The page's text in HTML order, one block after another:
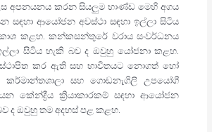
අපනයනය කරන සියලුම භාණ්ඩ මෙහි අගය
ආයෝජන අවස්ථා සඳහා ඉල්ලා සිටිය
කළහ. කන්කසන්තුරේ වරාය සංවර්ධනය
සිටිය හැකි බව ද ඔවුහු යෝජනා කළහ.
ස්ථාපිත කර ඇති සහ භාවිතයට නොගත් හෝ
කර්මාන්තශාලා සහ ගොඩනැගිලි උපයෝගී
කේන්ද්‍රීය ක්‍රියාකාරකම් සඳහා ආයෝජන
ද ඔවුහු තම අදහස් පළ කළහ.